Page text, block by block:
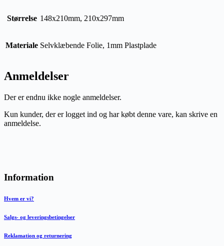
Størrelse 148x210mm, 210x297mm
Materiale Selvklæbende Folie, 1mm Plastplade
Anmeldelser
Der er endnu ikke nogle anmeldelser.
Kun kunder, der er logget ind og har købt denne vare, kan skrive en
anmeldelse.
Information
Hvem er vi?
Salgs- og leveringsbetingelser
Reklamation og returnering